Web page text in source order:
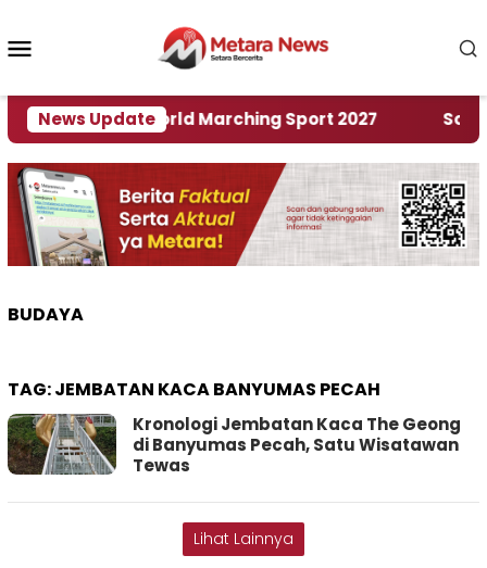
konten
News Update
Rumah World Marching Sport 2027 ‎Soal
BUDAYA
TAG:JEMBATAN KACA BANYUMAS PECAH
Kronologi Jembatan Kaca The Geong
di Banyumas Pecah, Satu Wisatawan
Tewas
Lihat Lainnya